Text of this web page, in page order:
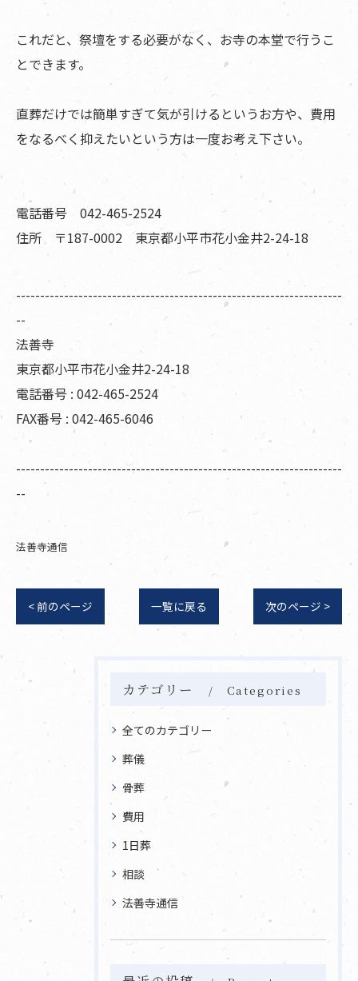
これだと、祭壇をする必要がなく、お寺の本堂で行うこ
とできます。
直葬だけでは簡単すぎて気が引けるというお方や、費用
をなるべく抑えたいという方は一度お考え下さい。
電話番号 042-465-2524
住所 〒187-0002 東京都小平市花小金井2-24-18
--------------------------------------------------------------------
--
法善寺
東京都小平市花小金井2-24-18
電話番号 : 042-465-2524
FAX番号 : 042-465-6046
--------------------------------------------------------------------
--
法善寺通信
< 前のページ 一覧に戻る 次のページ >
カテゴリー Categories
全てのカテゴリー
葬儀
骨葬
費用
1日葬
相談
法善寺通信